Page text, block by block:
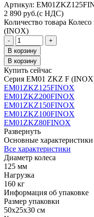
Aртикул:
2 890 руб.(с НДС)
Количество товара
(INOX)
-
+
В корзину
В корзину
Купить сейчас
Серия EM01 ZKZ F
EM01ZKZ125FINOX
EM01ZKZ200FINOX
EM01ZKZ150FINOX
EM01ZKZ100FINOX
EM01ZKZ80FINOX
Развернуть
Основные характеристики
Все характеристики
Диаметр колеса
125 мм
Нагрузка
160 кг
Информация об упаковке
Размер упаковки
50x25x30 см